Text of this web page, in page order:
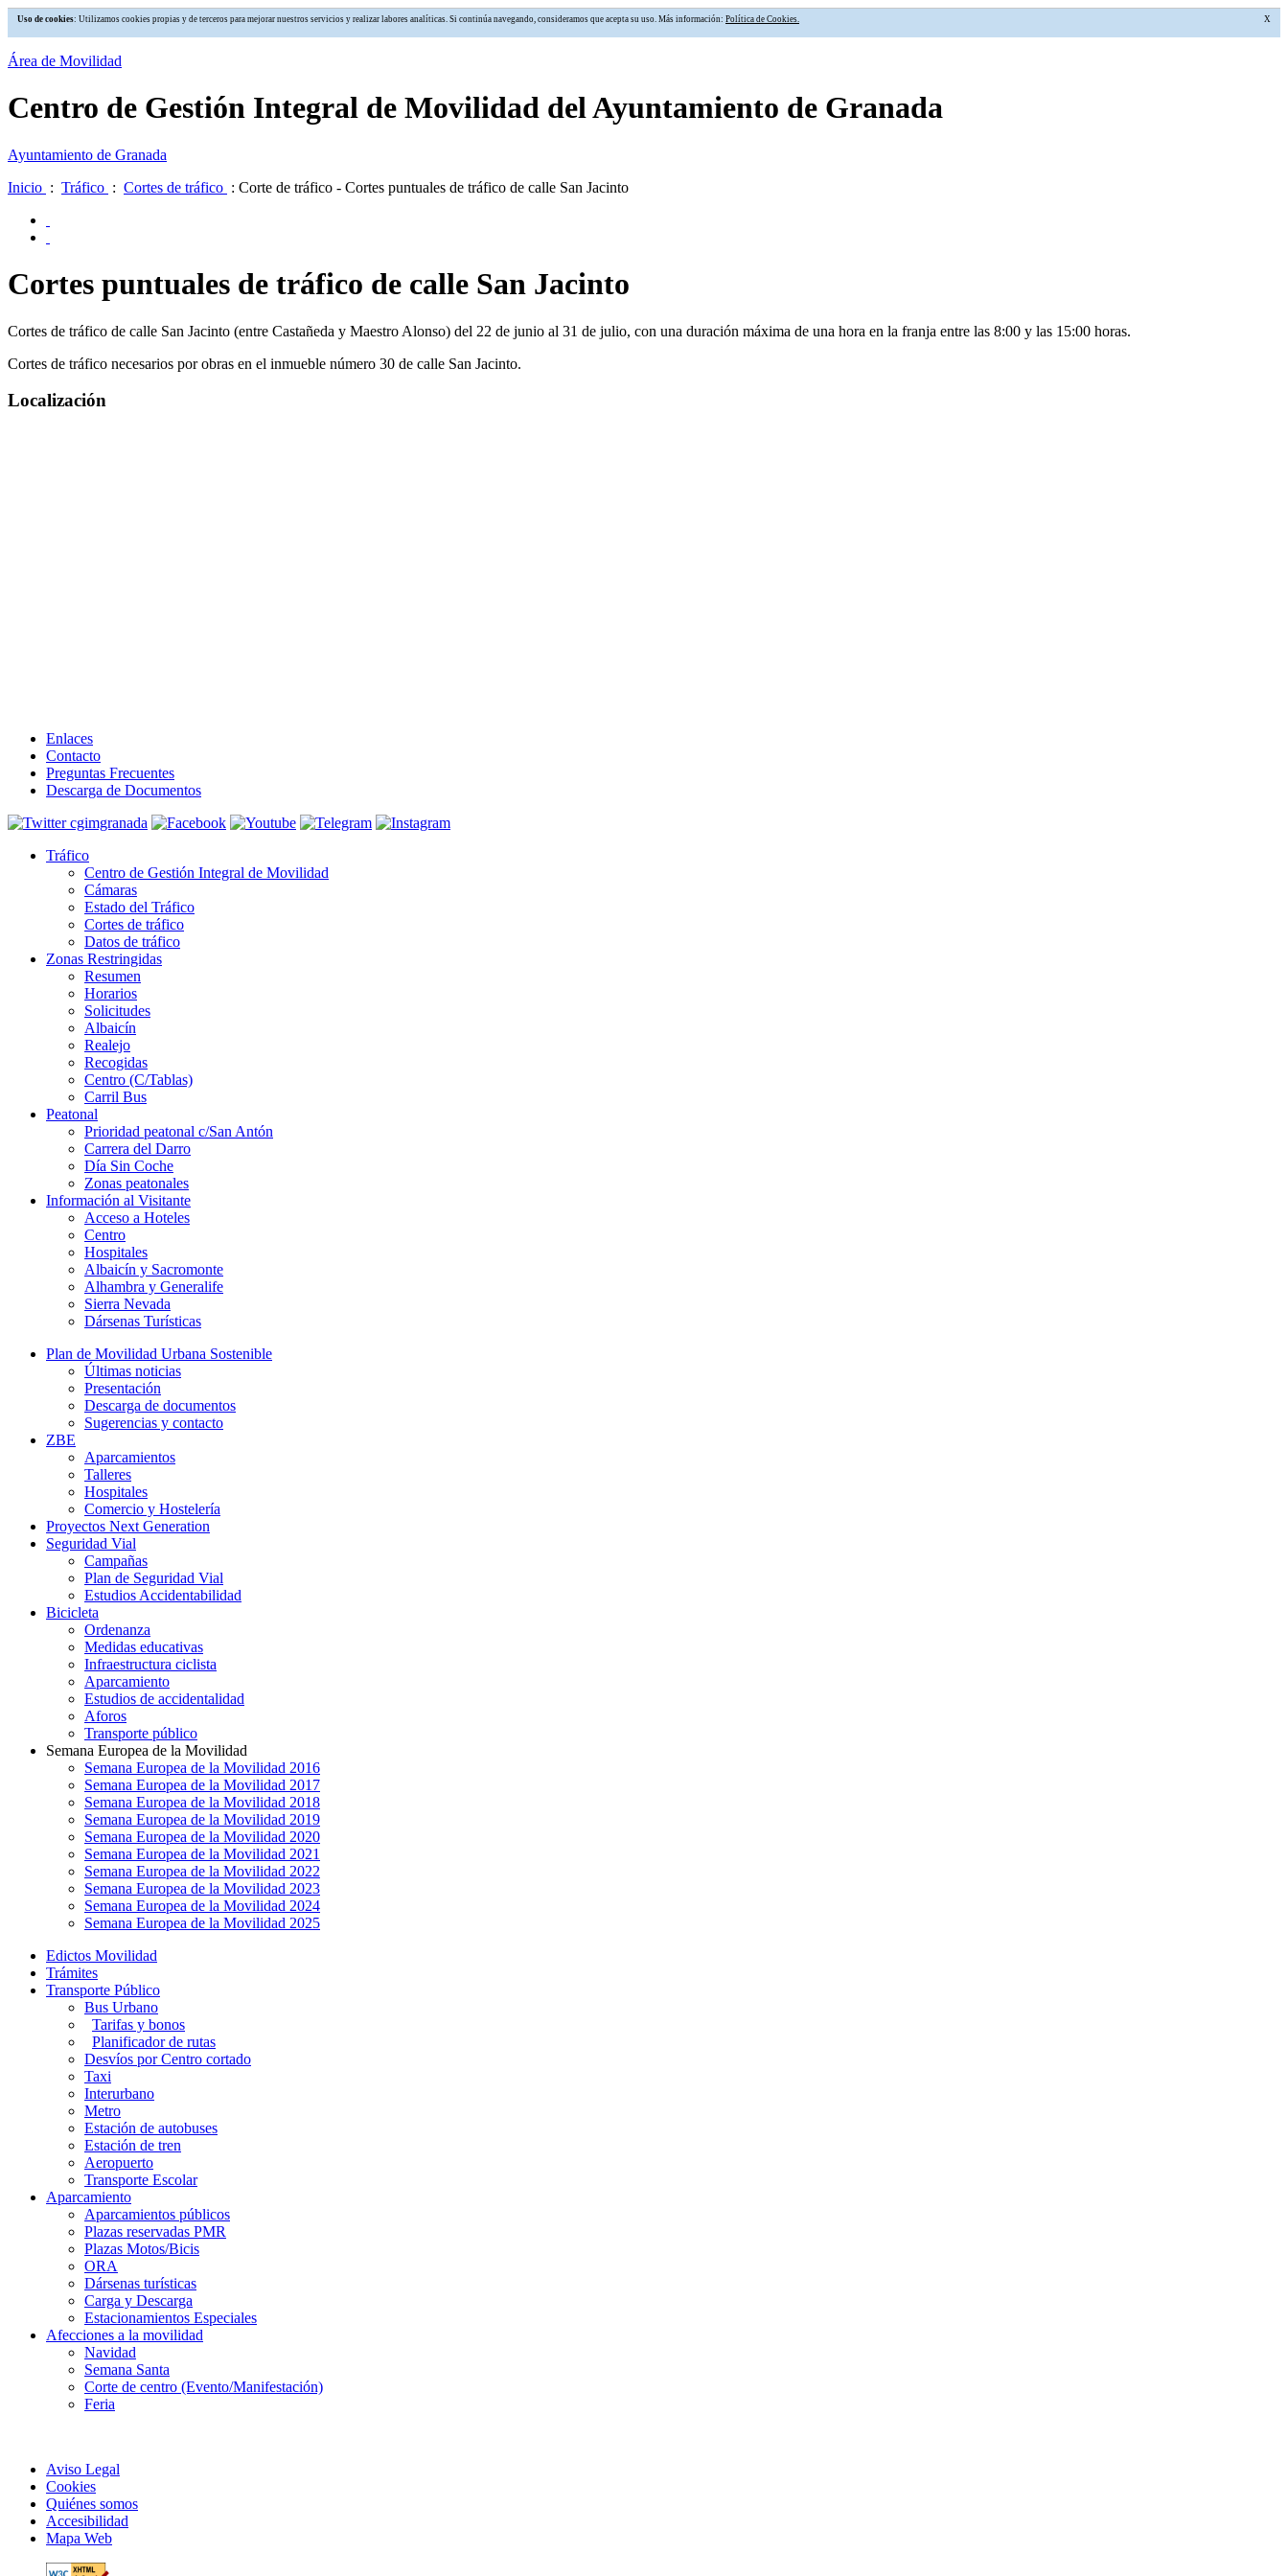
Uso de cookies: Utilizamos cookies propias y de terceros para mejorar nuestros servicios y realizar labores analíticas. Si continúa navegando, consideramos que acepta su uso. Más información: Política de Cookies. X
Área de Movilidad
Centro de Gestión Integral de Movilidad del Ayuntamiento de Granada
Ayuntamiento de Granada
Inicio : Tráfico : Cortes de tráfico : Corte de tráfico - Cortes puntuales de tráfico de calle San Jacinto
Cortes puntuales de tráfico de calle San Jacinto
Cortes de tráfico de calle San Jacinto (entre Castañeda y Maestro Alonso) del 22 de junio al 31 de julio, con una duración máxima de una hora en la franja entre las 8:00 y las 15:00 horas.
Cortes de tráfico necesarios por obras en el inmueble número 30 de calle San Jacinto.
Localización
Enlaces
Contacto
Preguntas Frecuentes
Descarga de Documentos
Tráfico
Centro de Gestión Integral de Movilidad
Cámaras
Estado del Tráfico
Cortes de tráfico
Datos de tráfico
Zonas Restringidas
Resumen
Horarios
Solicitudes
Albaicín
Realejo
Recogidas
Centro (C/Tablas)
Carril Bus
Peatonal
Prioridad peatonal c/San Antón
Carrera del Darro
Día Sin Coche
Zonas peatonales
Información al Visitante
Acceso a Hoteles
Centro
Hospitales
Albaicín y Sacromonte
Alhambra y Generalife
Sierra Nevada
Dársenas Turísticas
Plan de Movilidad Urbana Sostenible
Últimas noticias
Presentación
Descarga de documentos
Sugerencias y contacto
ZBE
Aparcamientos
Talleres
Hospitales
Comercio y Hostelería
Proyectos Next Generation
Seguridad Vial
Campañas
Plan de Seguridad Vial
Estudios Accidentabilidad
Bicicleta
Ordenanza
Medidas educativas
Infraestructura ciclista
Aparcamiento
Estudios de accidentalidad
Aforos
Transporte público
Semana Europea de la Movilidad
Semana Europea de la Movilidad 2016
Semana Europea de la Movilidad 2017
Semana Europea de la Movilidad 2018
Semana Europea de la Movilidad 2019
Semana Europea de la Movilidad 2020
Semana Europea de la Movilidad 2021
Semana Europea de la Movilidad 2022
Semana Europea de la Movilidad 2023
Semana Europea de la Movilidad 2024
Semana Europea de la Movilidad 2025
Edictos Movilidad
Trámites
Transporte Público
Bus Urbano
Tarifas y bonos
Planificador de rutas
Desvíos por Centro cortado
Taxi
Interurbano
Metro
Estación de autobuses
Estación de tren
Aeropuerto
Transporte Escolar
Aparcamiento
Aparcamientos públicos
Plazas reservadas PMR
Plazas Motos/Bicis
ORA
Dársenas turísticas
Carga y Descarga
Estacionamientos Especiales
Afecciones a la movilidad
Navidad
Semana Santa
Corte de centro (Evento/Manifestación)
Feria
Aviso Legal
Cookies
Quiénes somos
Accesibilidad
Mapa Web